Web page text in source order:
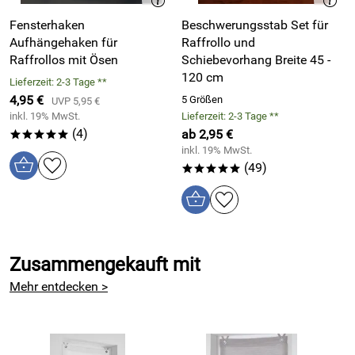
kpl. werkzeuglosen Aufhängen:
Raffrollo / Ösenrollo Celtic taupe: Maschinenwäsche bei
30°C (Schonwäsche)
gecrashte Ware nicht bügeln, so bleibt die schöne
Struktur des Crashs erhalten
Material / Eigenschaften Raffrollo- / Ösenrollo Set - Celtic
taupe:
Obermaterial Raffrollo: 100% Polyester
Oberflächenstruktur Stoff: leichte Struktur, gecrasht
Rollo-Farbe: taupe - braun grau
Design: unifarben
Fensterhaken
Aufhängehaken für
Raffrollos mit Ösen
Lieferzeit: 2-3 Tage **
4,95 €
UVP 5,95 €
inkl. 19% MwSt.
***** (4)
Beschwerungsstab Set für
Raffrollo und
Schiebevorhang Breite 45 -
120 cm
5 Größen
Lieferzeit: 2-3 Tage **
ab 2,95 €
inkl. 19% MwSt.
***** (49)
Zusammengekauft mit
Mehr entdecken >